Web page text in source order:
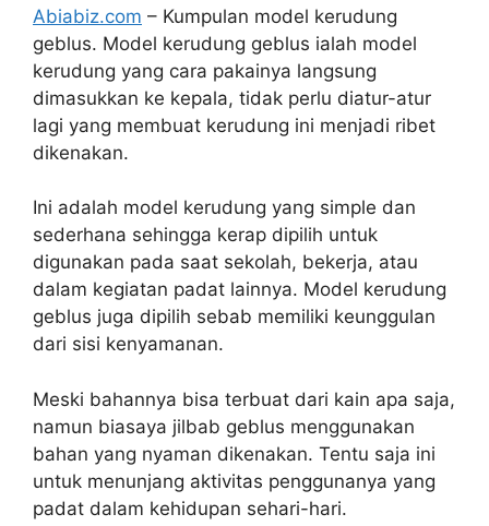
Abiabiz.com – Kumpulan model kerudung
geblus. Model kerudung geblus ialah model
kerudung yang cara pakainya langsung
dimasukkan ke kepala, tidak perlu diatur-atur
lagi yang membuat kerudung ini menjadi ribet
dikenakan.
Ini adalah model kerudung yang simple dan
sederhana sehingga kerap dipilih untuk
digunakan pada saat sekolah, bekerja, atau
dalam kegiatan padat lainnya. Model kerudung
geblus juga dipilih sebab memiliki keunggulan
dari sisi kenyamanan.
Meski bahannya bisa terbuat dari kain apa saja,
namun biasaya jilbab geblus menggunakan
bahan yang nyaman dikenakan. Tentu saja ini
untuk menunjang aktivitas penggunanya yang
padat dalam kehidupan sehari-hari.